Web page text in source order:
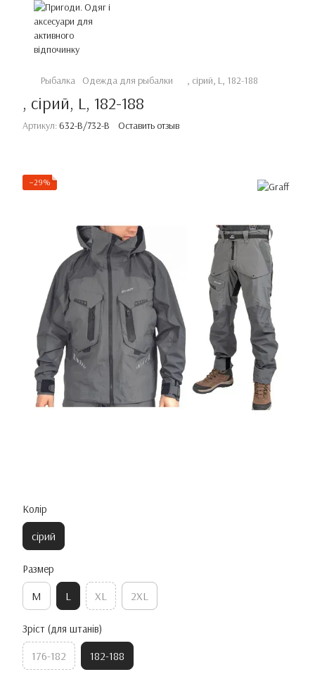
Рыбалка Одежда для рыбалки , сірий, L, 182-188
, сірий, L, 182-188
Артикул: 632-В/732-В Оставить отзыв
−29%
Колір
сірий
Размер
M L XL 2XL
Зріст (для штанів)
176-182 182-188